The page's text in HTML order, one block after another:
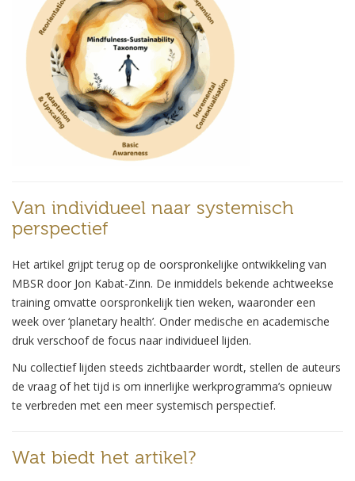
Van individueel naar systemisch
perspectief
Het artikel grijpt terug op de oorspronkelijke ontwikkeling van
MBSR door Jon Kabat-Zinn. De inmiddels bekende achtweekse
training omvatte oorspronkelijk tien weken, waaronder een
week over ‘planetary health’. Onder medische en academische
druk verschoof de focus naar individueel lijden.
Nu collectief lijden steeds zichtbaarder wordt, stellen de auteurs
de vraag of het tijd is om innerlijke werkprogramma’s opnieuw
te verbreden met een meer systemisch perspectief.
Wat biedt het artikel?